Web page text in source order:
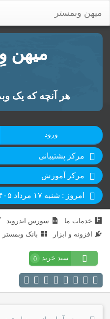
میهن وبمستر
میهن
هر آنچه که یک
ورود
مرکز پشتیبانی
مرکز آموزش
امروز : شنبه ۱۷ مرداد ۱۴۰۵
خدمات ما سورس اندروید
افزونه و ابزار
بانک وبمستر
سبد خرید 0